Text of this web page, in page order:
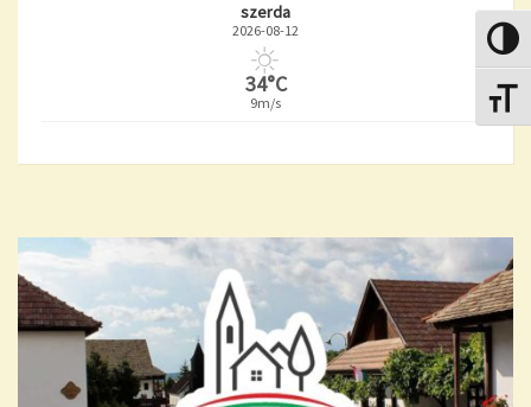
szerda
2026-08-12
34°C
9m/s